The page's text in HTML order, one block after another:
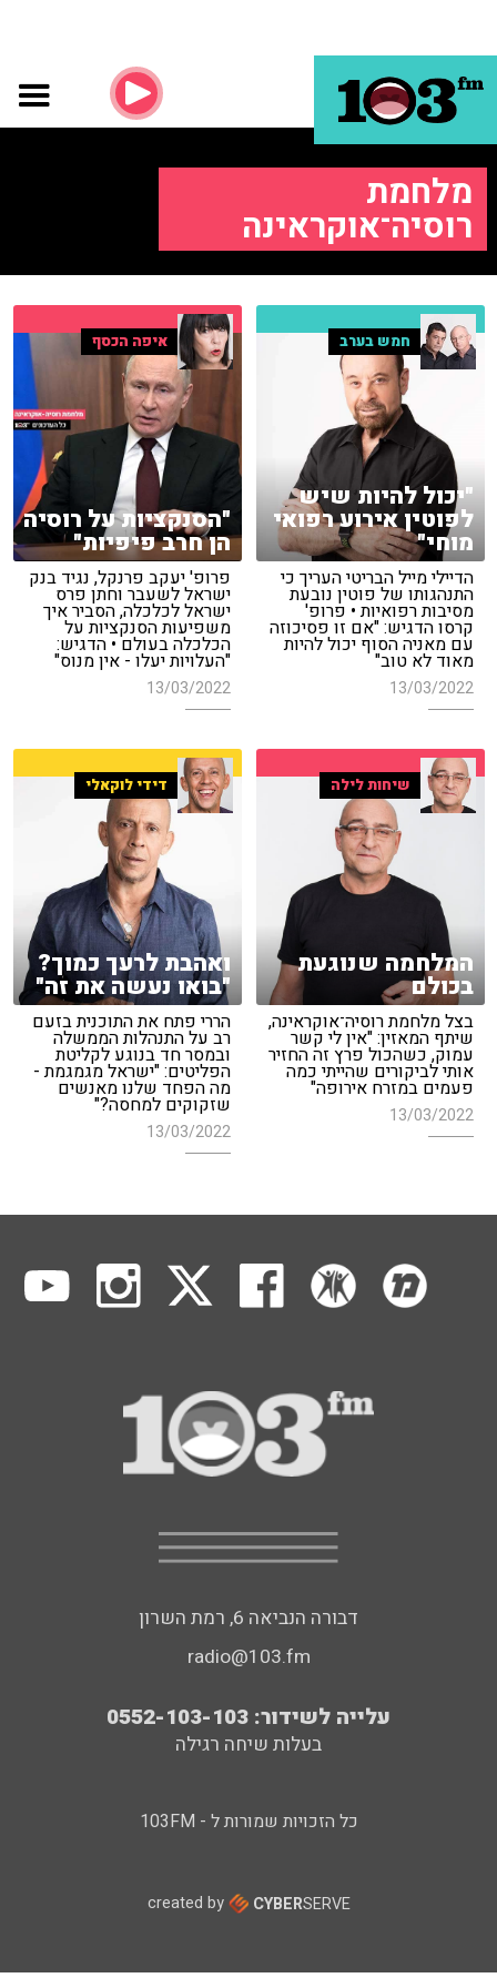
מלחמת
רוסיה־אוקראינה
חמש בערב
"יכול להיות שיש
לפוטין אירוע רפואי
מוחי"
הדיילי מייל הבריטי העריך כי
התנהגותו של פוטין נובעת
מסיבות רפואיות • פרופ'
קרסו הדגיש: "אם זו פסיכוזה
עם מאניה הסוף יכול להיות
מאוד לא טוב"
13/03/2022
איפה הכסף
"הסנקציות על רוסיה
הן חרב פיפיות"
פרופ' יעקב פרנקל, נגיד בנק
ישראל לשעבר וחתן פרס
ישראל לכלכלה, הסביר איך
משפיעות הסנקציות על
הכלכלה בעולם • הדגיש:
"העלויות יעלו - אין מנוס"
13/03/2022
שיחות לילה
המלחמה שנוגעת
בכולם
בצל מלחמת רוסיה־אוקראינה,
שיתף המאזין: "אין לי קשר
עמוק, כשהכול פרץ זה החזיר
אותי לביקורים שהייתי כמה
פעמים במזרח אירופה"
13/03/2022
דידי לוקאלי
ואהבת לרעך כמוך?
"בואו נעשה את זה"
הררי פתח את התוכנית בזעם
רב על התנהלות הממשלה
ובמסר חד בנוגע לקליטת
הפליטים: "ישראל מגמגמת -
מה הפחד שלנו מאנשים
שזקוקים למחסה?"
13/03/2022
דבורה הנביאה 6, רמת השרון
radio@103.fm
עלייה לשידור: 0552-103-103
בעלות שיחה רגילה
כל הזכויות שמורות ל - 103FM
created by CYBERSERVE